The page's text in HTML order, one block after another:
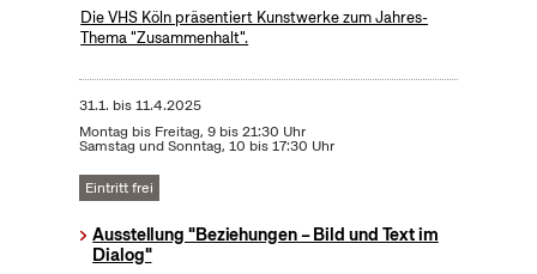
Die VHS Köln präsentiert Kunstwerke zum Jahres-
Thema "Zusammenhalt".
31.1. bis11.4.2025
Montag bis Freitag, 9 bis 21:30 Uhr
Samstag und Sonntag, 10 bis 17:30 Uhr
Eintritt frei
Ausstellung "Beziehungen – Bild und Text im
Dialog"